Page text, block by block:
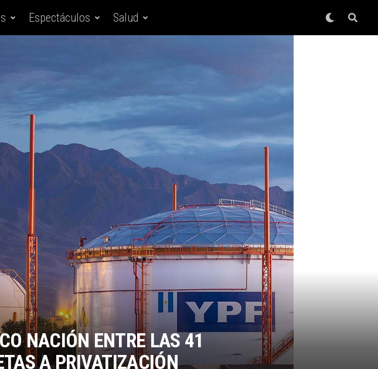
Espectáculos Salud
NACIÓN ENTRE LAS 41
A PRIVATIZACIÓN